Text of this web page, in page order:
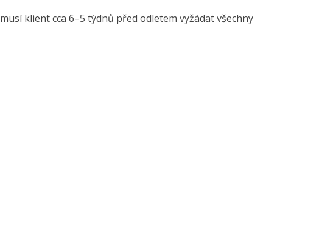
klient cca 6–5 týdnů před odletem vyžádat všechny